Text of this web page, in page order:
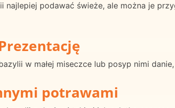
najlepiej podawać świeże, ale można je
w małej miseczce lub posyp nimi
potrawami